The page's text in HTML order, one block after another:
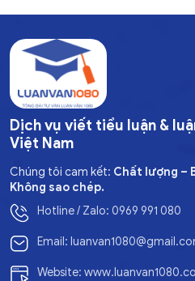
Dịch vụ viết tiểu luận &
Việt Nam
Chúng tôi cam kết: Chất lượng –
Không sao chép.
Hotline / Zalo: 0969 991 080
Email:
Website: